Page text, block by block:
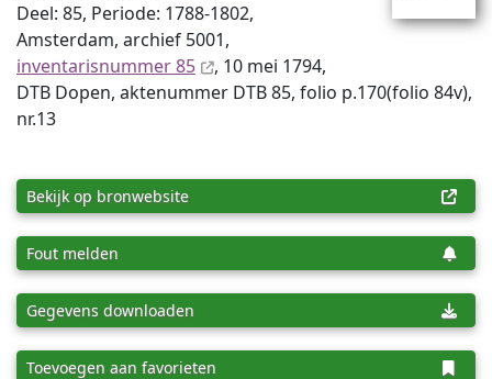
Deel: 85, Periode: 1788-1802,
Amsterdam, archief 5001,
inventaris­num­mer 85
, 10 mei 1794,
DTB Dopen, aktenummer DTB 85, folio p.170(folio 84v),
nr.13
Bekijk op bronwebsite
Fout melden
Gegevens downloaden
Toevoegen aan favorieten